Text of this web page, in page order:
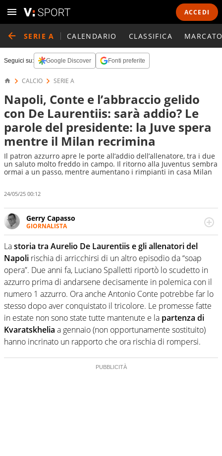
ACCEDI
SERIE A CALENDARIO CLASSIFICA
Seguici su: Google Discover Fonti preferite
CALCIO SERIE A
Napoli, Conte e l’abbraccio gelido
con De Laurentiis: sarà addio? Le
parole del presidente: la Juve spera
mentre il Milan recrimina
Il patron azzurro apre le porte all’addio dell’allenatore, tra i due
un saluto molto freddo in campo. Il ritorno alla Juventus sembra
ormai a un passo, mentre aumentano i rimpianti in casa Milan
24/05/25 00:12
Gerry Capasso
GIORNALISTA
Per lui gli sport americani non hanno segreti: basket,
football, baseball e la capacità innata di trovare la notizia
dove altri non vedono granché
Lastoria tra Aurelio De Laurentiis e gli allenatori del
Napoli rischia di arricchirsi di un altro episodio da “soap
opera”. Due anni fa, Luciano Spalletti riportò lo scudetto in
azzurro prima di andarsene decisamente in polemica con il
numero 1 azzurro. Ora anche Antonio Conte potrebbe far lo
stesso dopo aver conquistato il tricolore. Le promesse fatte
in estate non sono state tutte mantenute e la partenza di
Kvaratskhelia a gennaio (non opportunamente sostituito)
hanno incrinato un rapporto che ora rischia di rompersi.